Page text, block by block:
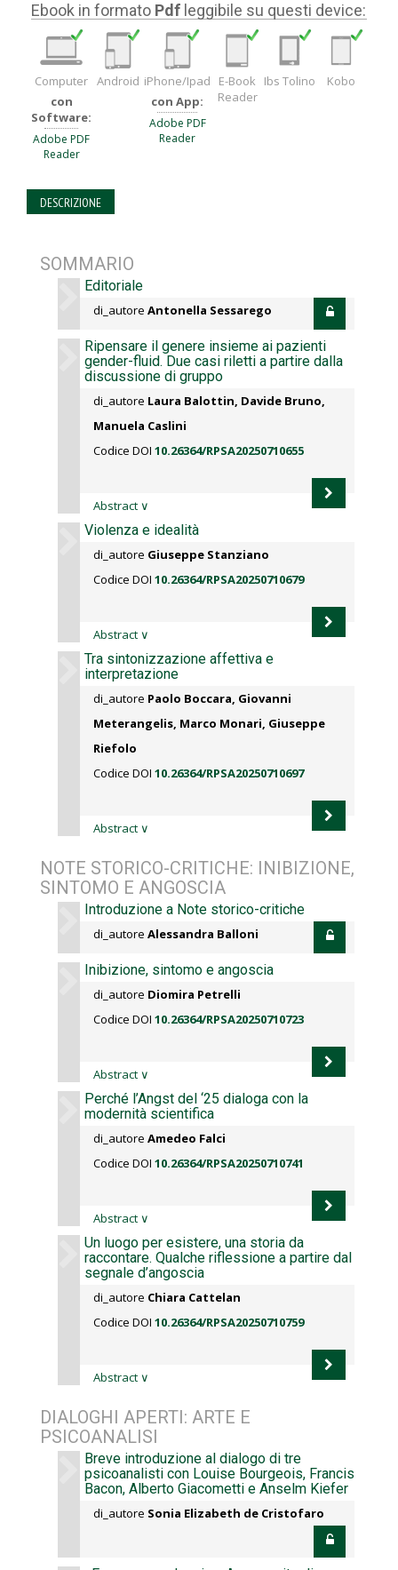
Ebook in formato Pdf leggibile su questi device:
Computer
con
Software:
Adobe PDF
Reader
Android iPhone/Ipad
con App:
Adobe PDF
Reader
E-Book
Reader
Ibs Tolino Kobo
DESCRIZIONE
SOMMARIO
Editoriale
di_autore Antonella Sessarego
Ripensare il genere insieme ai pazienti
gender-fluid. Due casi riletti a partire dalla
discussione di gruppo
di_autore Laura Balottin, Davide Bruno,
Manuela Caslini
Codice DOI 10.26364/RPSA20250710655
Abstract ∨
Violenza e idealità
di_autore Giuseppe Stanziano
Codice DOI 10.26364/RPSA20250710679
Abstract ∨
Tra sintonizzazione affettiva e
interpretazione
di_autore Paolo Boccara, Giovanni
Meterangelis, Marco Monari, Giuseppe
Riefolo
Codice DOI 10.26364/RPSA20250710697
Abstract ∨
NOTE STORICO-CRITICHE: INIBIZIONE,
SINTOMO E ANGOSCIA
Introduzione a Note storico-critiche
di_autore Alessandra Balloni
Inibizione, sintomo e angoscia
di_autore Diomira Petrelli
Codice DOI 10.26364/RPSA20250710723
Abstract ∨
Perché l’Angst del ‘25 dialoga con la
modernità scientifica
di_autore Amedeo Falci
Codice DOI 10.26364/RPSA20250710741
Abstract ∨
Un luogo per esistere, una storia da
raccontare. Qualche riflessione a partire dal
segnale d’angoscia
di_autore Chiara Cattelan
Codice DOI 10.26364/RPSA20250710759
Abstract ∨
DIALOGHI APERTI: ARTE E
PSICOANALISI
Breve introduzione al dialogo di tre
psicoanalisti con Louise Bourgeois, Francis
Bacon, Alberto Giacometti e Anselm Kiefer
di_autore Sonia Elizabeth de Cristofaro